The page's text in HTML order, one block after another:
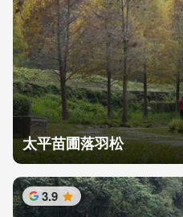
太平苗圃落羽松
3.9 星